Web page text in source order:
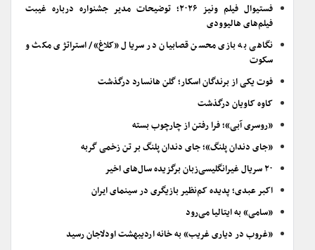
فستیوال فیلم ونیز ۲۰۲۶؛ توضیحات مدیر جشنواره درباره غیبت
فیلم‌های هالیوودی
نگاهی به بازی محسن قصابیان در سریال «کلاغ»/ استراتژی مکث و
سکوت
فوت یکی از برندگان اسکار؛ گلن هانسارد درگذشت
کاوه کاویان درگذشت
«روسری آبی»؛ فرا رفتن از چارچوب بسته
«جای دندان پلنگ»؛ جای دندان پلنگ بر تن زخمی گربه
۲۰ سریال غیرانگلیسی‌زبان برگزیده سال‌های اخیر
اکبر عبدی؛ پدیده کم‌نظیر بازیگری در سینمای ایران
«سامی» به ایتالیا می‌رود
«غروب در دیاری غریب» به خانه اردیبهشت اودلاجان رسید